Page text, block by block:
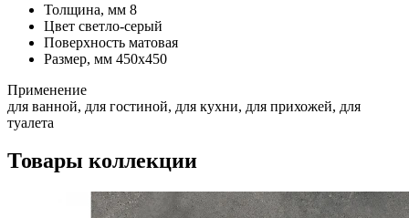
Толщина, мм 8
Цвет светло-серый
Поверхность матовая
Размер, мм 450x450
Применение
для ванной, для гостиной, для кухни, для прихожей, для
туалета
Товары коллекции